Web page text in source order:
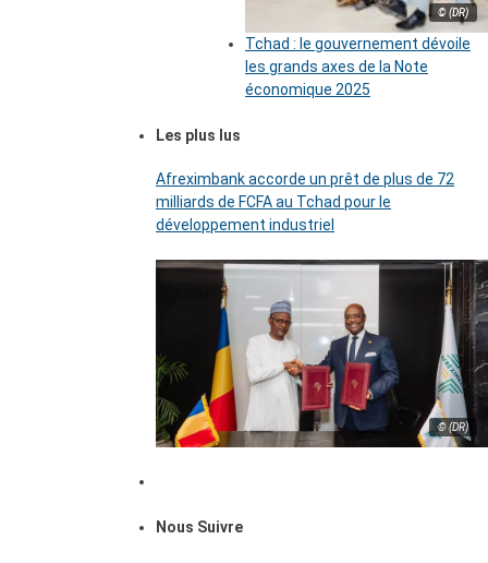
© (DR)
Tchad : le gouvernement dévoile
les grands axes de la Note
économique 2025
Les plus lus
Afreximbank accorde un prêt de plus de 72
milliards de FCFA au Tchad pour le
développement industriel
© (DR)
Nous Suivre